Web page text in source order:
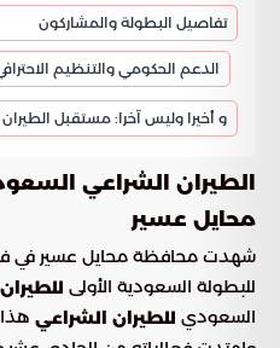
تفاصيل البطولة والمشاركون
الدعم الحكومي والتنظيم
و أخيرا وليس آخرا: مستقبل
الطيران الشراعي
محايل عسير
شهدت محافظة محايل عسير في
للبطولة السعودية الأولى
السعودي للطيران الشراعي